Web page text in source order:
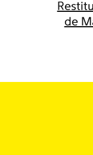
de